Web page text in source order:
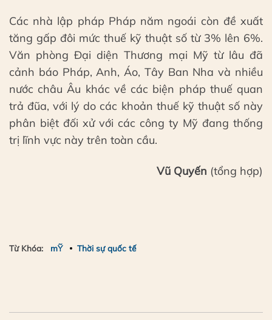
Các nhà lập pháp Pháp năm ngoái còn đề xuất
tăng gấp đôi mức thuế kỹ thuật số từ 3% lên 6%.
Văn phòng Đại diện Thương mại Mỹ từ lâu đã
cảnh báo Pháp, Anh, Áo, Tây Ban Nha và nhiều
nước châu Âu khác về các biện pháp thuế quan
trả đũa, với lý do các khoản thuế kỹ thuật số này
phân biệt đối xử với các công ty Mỹ đang thống
trị lĩnh vực này trên toàn cầu.
Vũ Quyến (tổng hợp)
Từ Khóa: mỸ Thời sự quốc tế